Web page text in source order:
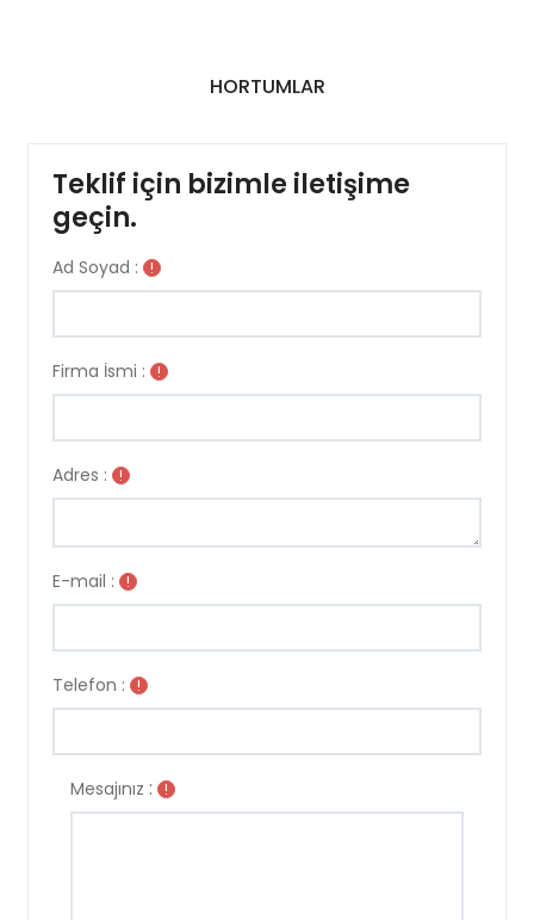
HORTUMLAR
Teklif için bizimle iletişime
geçin.
Ad Soyad : !
Firma İsmi : !
Adres : !
E-mail : !
Telefon : !
Mesajınız : !